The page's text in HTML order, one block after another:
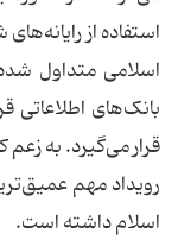
استفاده از
اسلامی متداول
بانک‌های
قرار می‌گیرد. به
رویداد مهم
اسلام داشته است.